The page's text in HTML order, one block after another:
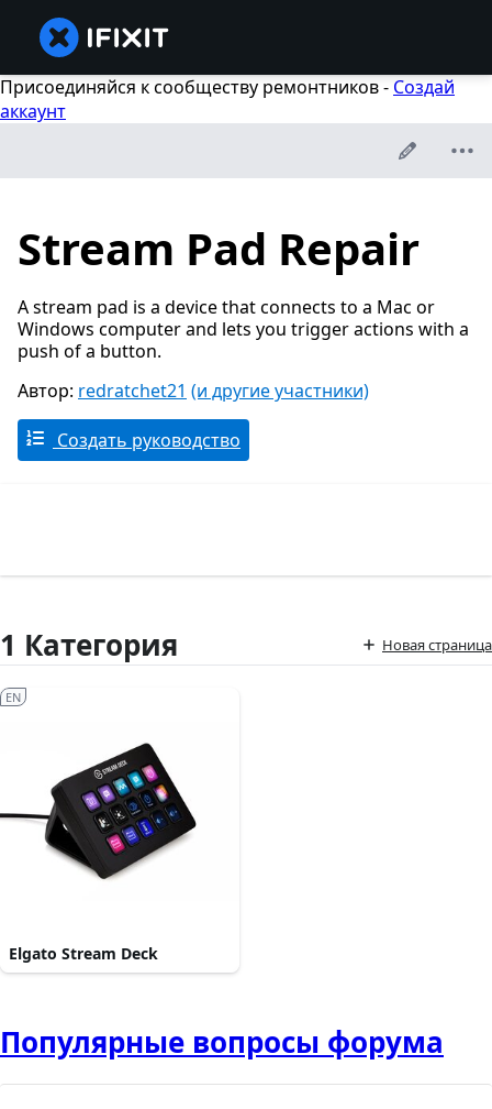
Присоединяйся к сообществу ремонтников - Создай
аккаунт
Stream Pad Repair
A stream pad is a device that connects to a Mac or
Windows computer and lets you trigger actions with a
push of a button.
Автор: redratchet21 (и другие участники)
Создать руководство
1 Категория Новая страница
Elgato Stream Deck
EN
Популярные вопросы форума